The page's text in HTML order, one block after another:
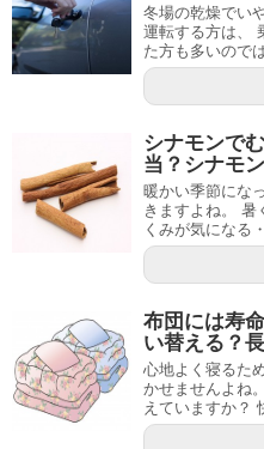
冬場の乾燥でい
運転する方は、
た方も多いので
シナモンで
当？シナモ
暖かい季節にな
きますよね。 暑
くみが気になる
布団には寿
い替える？
心地よく寝るた
かせませんよね
えていますか？